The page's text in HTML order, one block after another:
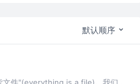
默认顺序